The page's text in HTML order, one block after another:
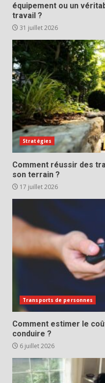
équipement ou un
travail ?
31 juillet 2026
Stratégies
Comment réussir des
son terrain ?
17 juillet 2026
Transports de personnes
Comment estimer le
conduire ?
6 juillet 2026